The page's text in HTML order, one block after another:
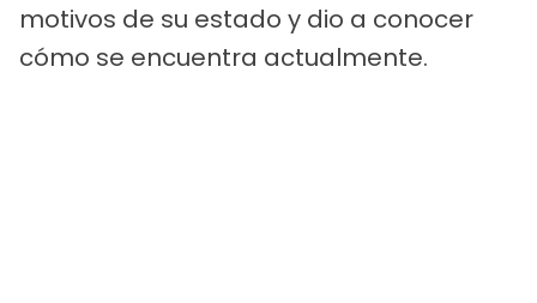
motivos de su estado y dio a conocer
cómo se encuentra actualmente.